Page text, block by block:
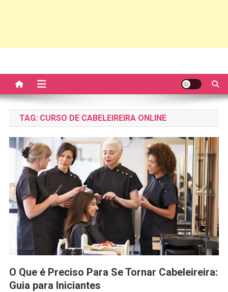
TAG: CURSO DE CABELEIREIRA ONLINE
O Que é Preciso Para Se Tornar Cabeleireira:
Guia para Iniciantes